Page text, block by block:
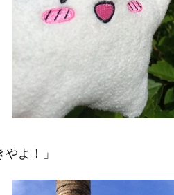
よ！」